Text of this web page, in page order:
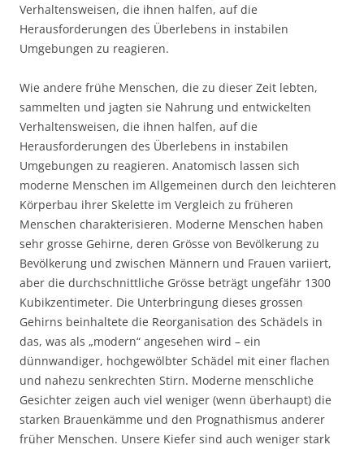
Verhaltensweisen, die ihnen halfen, auf die
Herausforderungen des Überlebens in instabilen
Umgebungen zu reagieren.
Wie andere frühe Menschen, die zu dieser Zeit lebten,
sammelten und jagten sie Nahrung und entwickelten
Verhaltensweisen, die ihnen halfen, auf die
Herausforderungen des Überlebens in instabilen
Umgebungen zu reagieren. Anatomisch lassen sich
moderne Menschen im Allgemeinen durch den leichteren
Körperbau ihrer Skelette im Vergleich zu früheren
Menschen charakterisieren. Moderne Menschen haben
sehr grosse Gehirne, deren Grösse von Bevölkerung zu
Bevölkerung und zwischen Männern und Frauen variiert,
aber die durchschnittliche Grösse beträgt ungefähr 1300
Kubikzentimeter. Die Unterbringung dieses grossen
Gehirns beinhaltete die Reorganisation des Schädels in
das, was als „modern“ angesehen wird – ein
dünnwandiger, hochgewölbter Schädel mit einer flachen
und nahezu senkrechten Stirn. Moderne menschliche
Gesichter zeigen auch viel weniger (wenn überhaupt) die
starken Brauenkämme und den Prognathismus anderer
früher Menschen. Unsere Kiefer sind auch weniger stark